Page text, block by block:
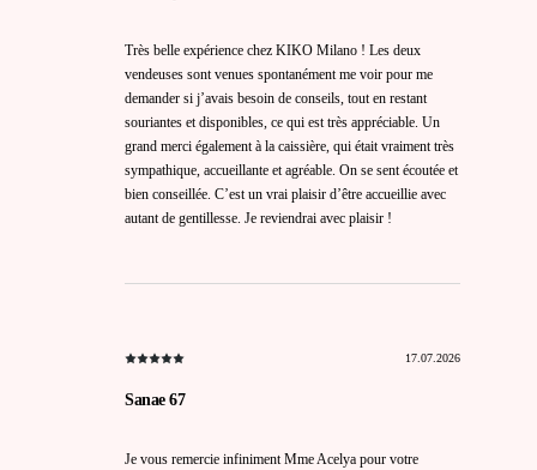
Très belle expérience chez KIKO Milano ! Les deux
vendeuses sont venues spontanément me voir pour me
demander si j’avais besoin de conseils, tout en restant
souriantes et disponibles, ce qui est très appréciable. Un
grand merci également à la caissière, qui était vraiment très
sympathique, accueillante et agréable. On se sent écoutée et
bien conseillée. C’est un vrai plaisir d’être accueillie avec
autant de gentillesse. Je reviendrai avec plaisir !
17.07.2026
Sanae 67
Je vous remercie infiniment Mme Acelya pour votre